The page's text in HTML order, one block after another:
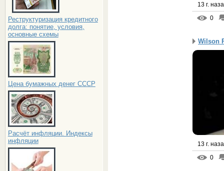
Реструктуризация кредитного
долга: понятие, условия,
основные схемы
Цена бумажных денег СССР
Расчёт инфляции. Индексы
инфляции
13 г.
0
Wilson
13 г.
0